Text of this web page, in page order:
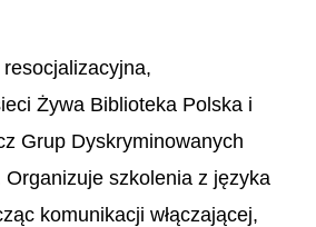
Żywa Biblioteka Polska i
Grup Dyskryminowanych
Organizuje szkolenia z języka
komunikacji włączającej,